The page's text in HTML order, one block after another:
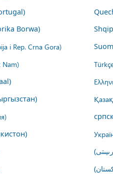
Borwa)
i Rep. Crna Gora)
Nam)